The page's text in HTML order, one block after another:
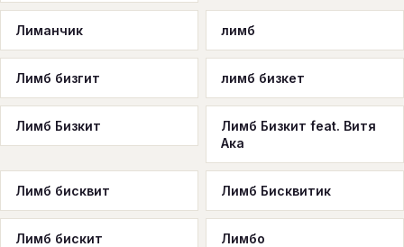
Лиманчик лимб
Лимб бизгит лимб бизкет
Лимб Бизкит
Лимб Бизкит feat. Витя
Ака
Лимб бисквит Лимб Бисквитик
Лимб бискит Лимбо